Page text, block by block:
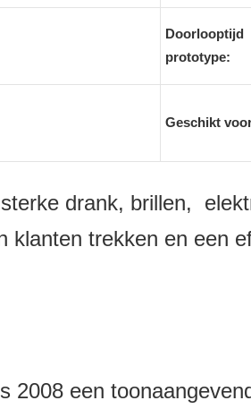
Doorlooptijd
prototype:
Geschikt
drank, brillen,
trekken en een
een